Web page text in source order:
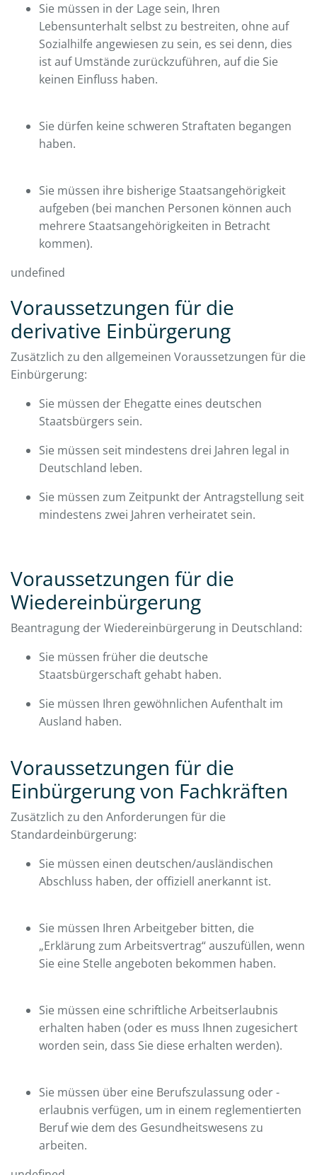
Sie müssen in der Lage sein, Ihren
Lebensunterhalt selbst zu bestreiten, ohne auf
Sozialhilfe angewiesen zu sein, es sei denn, dies
ist auf Umstände zurückzuführen, auf die Sie
keinen Einfluss haben.
Sie dürfen keine schweren Straftaten begangen
haben.
Sie müssen ihre bisherige Staatsangehörigkeit
aufgeben (bei manchen Personen können auch
mehrere Staatsangehörigkeiten in Betracht
kommen).
undefined
Voraussetzungen für die
derivative Einbürgerung
Zusätzlich zu den allgemeinen Voraussetzungen für die
Einbürgerung:
Sie müssen der Ehegatte eines deutschen
Staatsbürgers sein.
Sie müssen seit mindestens drei Jahren legal in
Deutschland leben.
Sie müssen zum Zeitpunkt der Antragstellung seit
mindestens zwei Jahren verheiratet sein.
Voraussetzungen für die
Wiedereinbürgerung
Beantragung der Wiedereinbürgerung in Deutschland:
Sie müssen früher die deutsche
Staatsbürgerschaft gehabt haben.
Sie müssen Ihren gewöhnlichen Aufenthalt im
Ausland haben.
Voraussetzungen für die
Einbürgerung von Fachkräften
Zusätzlich zu den Anforderungen für die
Standardeinbürgerung:
Sie müssen einen deutschen/ausländischen
Abschluss haben, der offiziell anerkannt ist.
Sie müssen Ihren Arbeitgeber bitten, die
„Erklärung zum Arbeitsvertrag“ auszufüllen, wenn
Sie eine Stelle angeboten bekommen haben.
Sie müssen eine schriftliche Arbeitserlaubnis
erhalten haben (oder es muss Ihnen zugesichert
worden sein, dass Sie diese erhalten werden).
Sie müssen über eine Berufszulassung oder -
erlaubnis verfügen, um in einem reglementierten
Beruf wie dem des Gesundheitswesens zu
arbeiten.